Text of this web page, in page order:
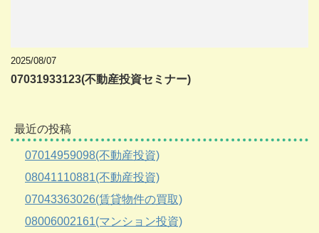
2025/08/07
07031933123(不動産投資セミナー)
最近の投稿
07014959098(不動産投資)
08041110881(不動産投資)
07043363026(賃貸物件の買取)
08006002161(マンション投資)